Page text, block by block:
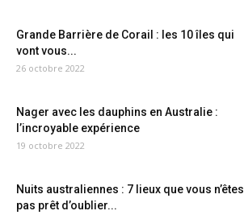
Grande Barrière de Corail : les 10 îles qui
vont vous...
26 octobre 2022
Nager avec les dauphins en Australie :
l’incroyable expérience
19 octobre 2022
Nuits australiennes : 7 lieux que vous n’êtes
pas prêt d’oublier...